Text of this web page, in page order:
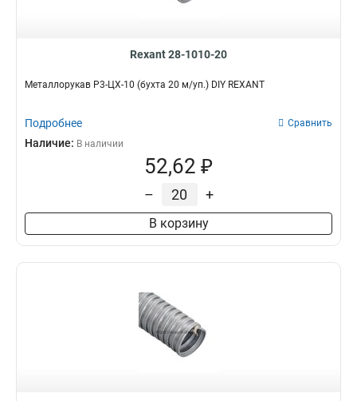
Rexant 28-1010-20
Металлорукав Р3-ЦХ-10 (бухта 20 м/уп.) DIY REXANT
Подробнее Сравнить
Наличие: В наличии
52,62 ₽
– +
В корзину